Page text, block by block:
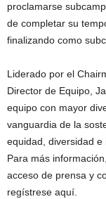
proclamarse
de completar su
finalizando como
Liderado por el
Director de Equipo,
equipo con mayor
vanguardia de la
equidad, diversidad e
Para más
acceso de prensa y
regístrese aquí.